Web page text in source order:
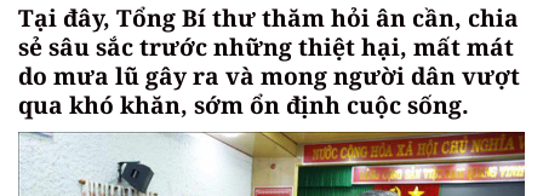
Tại đây, Tổng Bí thư thăm hỏi ân cần, chia
sẻ sâu sắc trước những thiệt hại, mất mát
do mưa lũ gây ra và mong người dân vượt
qua khó khăn, sớm ổn định cuộc sống.